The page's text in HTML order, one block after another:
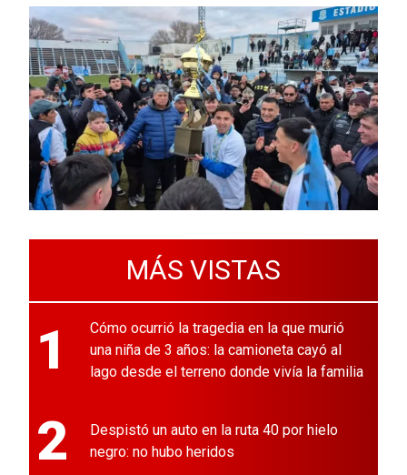
MÁS VISTAS
1
Cómo ocurrió la tragedia en la que murió
una niña de 3 años: la camioneta cayó al
lago desde el terreno donde vivía la familia
2
Despistó un auto en la ruta 40 por hielo
negro: no hubo heridos